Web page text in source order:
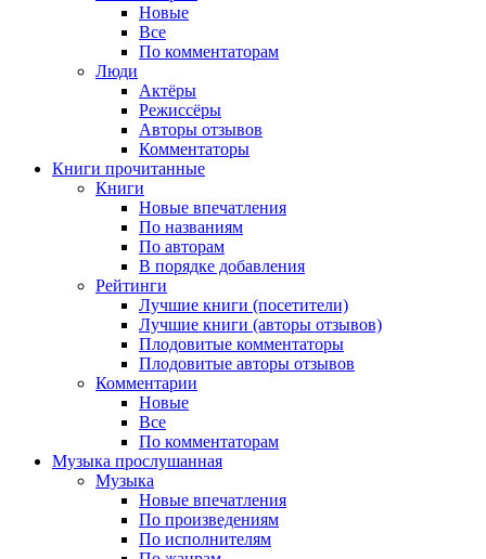
Новые
Все
По комментаторам
Люди
Актёры
Режиссёры
Авторы отзывов
Комментаторы
Книги прочитанные
Книги
Новые впечатления
По названиям
По авторам
В порядке добавления
Рейтинги
Лучшие книги (посетители)
Лучшие книги (авторы отзывов)
Плодовитые комментаторы
Плодовитые авторы отзывов
Комментарии
Новые
Все
По комментаторам
Музыка прослушанная
Музыка
Новые впечатления
По произведениям
По исполнителям